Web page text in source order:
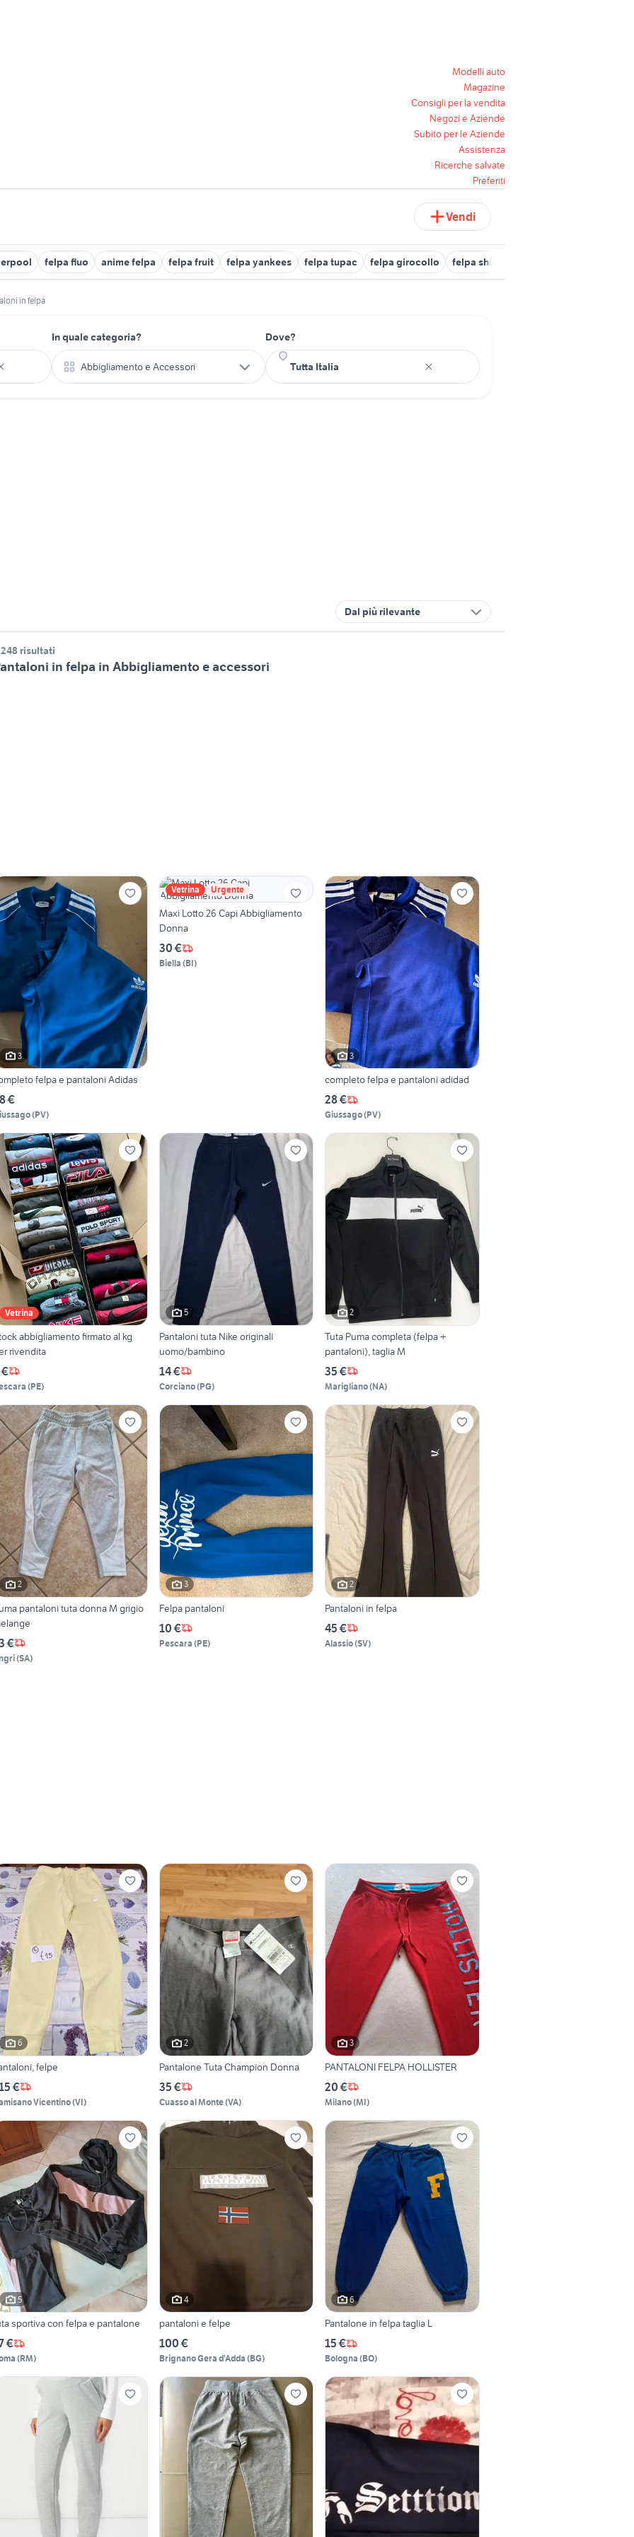
Modelli auto
Magazine
Consigli per la vendita
Negozi e Aziende
Subito per le Aziende
Assistenza
Ricerche salvate
Preferiti
Vendi
felpa fluo anime felpa felpa fruit felpa yankees felpa tupac felpa girocollo felpa shiva
in felpa
In quale categoria?
Abbigliamento e Accessori
Dove?
Dal più rilevante
risultati
in felpa in Abbigliamento e accessori
3
felpa e pantaloni Adidas
€
(PV)
Vetrina Urgente
Maxi Lotto 26 Capi Abbigliamento
Donna
30 €
Biella (BI)
3
completo felpa e pantaloni adidad
28 €
Giussago(PV)
Vetrina
abbigliamento firmato al kg
rivendita
(PE)
5
Pantaloni tuta Nike originali
uomo/bambino
14 €
Corciano(PG)
2
Tuta Puma completa (felpa +
pantaloni), taglia M
35 €
Marigliano(NA)
2
pantaloni tuta donna M grigio
€
(SA)
3
Felpa pantaloni
10 €
Pescara (PE)
2
Pantaloni in felpa
45 €
Alassio(SV)
6
felpe
€
Vicentino(VI)
2
Pantalone Tuta Champion Donna
35 €
Cuasso al Monte(VA)
3
PANTALONI FELPA HOLLISTER
20 €
Milano(MI)
5
sportiva con felpa e pantalone
€
(RM)
4
pantaloni e felpe
100 €
Brignano Gera d'Adda (BG)
6
Pantalone in felpa taglia L
15 €
Bologna (BO)